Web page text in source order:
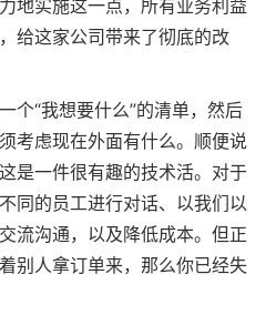
地实施这一点，所有业务利益
给这家公司带来了彻底的改
个“我想要什么”的清单，然后
考虑现在外面有什么。顺便说
是一件很有趣的技术活。对于
同的员工进行对话、以我们以
流沟通，以及降低成本。但正
别人拿订单来，那么你已经失